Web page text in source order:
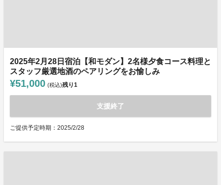
2025年2月28日宿泊【和モダン】2名様夕食コース料理と
スタッフ厳選地酒のペアリングをお愉しみ
¥51,000 (税込)残り1
支援終了
ご提供予定時期：2025/2/28